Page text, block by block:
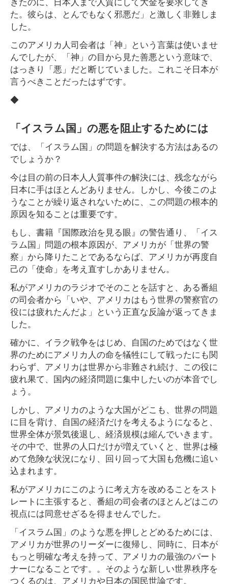
た。彼らは、とんでもなく邪悪だ」と激しく非難しま
した。
このアメリカ人司会者は「神」という言葉は使いませ
んでしたが、「神」の目から見た善悪という意味で、
はっきり「悪」だと断じていました。これこそ日本が
言うべきことだったはずです。
◆
「イスラム国」の悪を阻止するためには
では、「イスラム国」の問題を解決する方法はあるの
でしょうか？
今は目の前の日本人人質事件の解決には、残念ながら
日本に手はほとんどありません。しかし、今後このよ
うなことが繰り返されないために、この問題の根本的
原因を知ることは重要です。
もし、書籍『国際政治を見る眼』の警告通り、「イス
ラム国」問題の根本原因が、アメリカが「世界の警
察」から降りたことであるならば、アメリカが再度自
己の「使命」を考え直すしかありません。
私がアメリカのラジオでそのことを話すと、ある番組
の司会者から「いや、アメリカはもう世界の警察官の
役には疲れたんだよ」という正直な反論が返ってきま
した。
確かに、イラク戦争をはじめ、自国のためではなく世
界のためにアメリカ人の命を犠牲にして戦ったにも関
わらず、アメリカは世界から非難され続け、この役に
疲れ果て、国内の経済問題に集中したいのが本音でし
ょう。
しかし、アメリカのような大国がどこも、世界の問題
に目を背け、自国の経済だけを考えるようになると、
世界全体が景気後退し、経済規模は縮んでいきます。
その中で、世界の人口だけが増えていくと、世界は極
めて危険な状況になり、回り回って大国も危機に追い
込まれます。
私がアメリカにこのように考え方を改めることをスト
レートに主張すると、番組の司会者のほとんどはこの
視点には同意せざるを得ませんでした。
「イスラム国」のような悪を押しとどめるためには、
アメリカが世界のリーダーに復帰し、同時に、日本が
もっと明確な考えを持って、アメリカの最強のパート
ナーになることです。。そのような新しい世界秩序を
つくるのは、アメリカや日本の国民世論です。